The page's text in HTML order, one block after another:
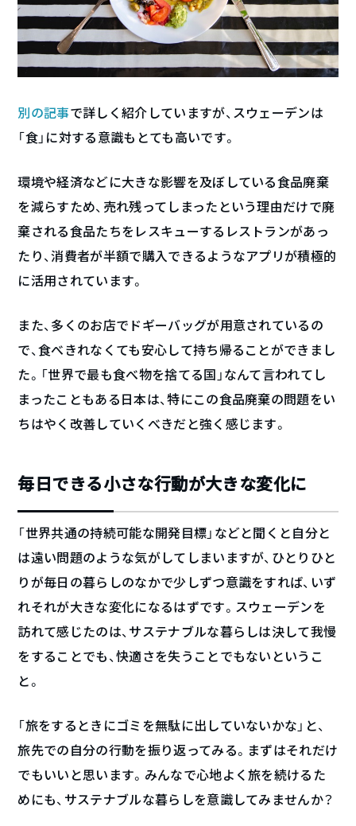
別の記事で詳しく紹介していますが、スウェーデンは
「食」に対する意識もとても高いです。
環境や経済などに大きな影響を及ぼしている食品廃棄
を減らすため、売れ残ってしまったという理由だけで廃
棄される食品たちをレスキューするレストランがあっ
たり、消費者が半額で購入できるようなアプリが積極的
に活用されています。
また、多くのお店でドギーバッグが用意されているの
で、食べきれなくても安心して持ち帰ることができまし
た。「世界で最も食べ物を捨てる国」なんて言われてし
まったこともある日本は、特にこの食品廃棄の問題をい
ちはやく改善していくべきだと強く感じます。
毎日できる小さな行動が大きな変化に
「世界共通の持続可能な開発目標」などと聞くと自分と
は遠い問題のような気がしてしまいますが、ひとりひと
りが毎日の暮らしのなかで少しずつ意識をすれば、いず
れそれが大きな変化になるはずです。スウェーデンを
訪れて感じたのは、サステナブルな暮らしは決して我慢
をすることでも、快適さを失うことでもないというこ
と。
「旅をするときにゴミを無駄に出していないかな」と、
旅先での自分の行動を振り返ってみる。まずはそれだけ
でもいいと思います。みんなで心地よく旅を続けるた
めにも、サステナブルな暮らしを意識してみませんか？